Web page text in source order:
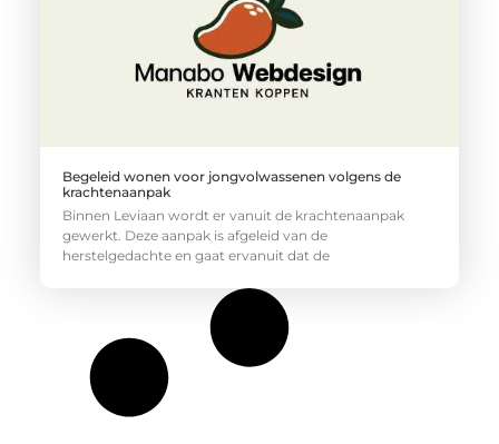
Begeleid wonen voor jongvolwassenen volgens de
krachtenaanpak
Binnen Leviaan wordt er vanuit de krachtenaanpak
gewerkt. Deze aanpak is afgeleid van de
herstelgedachte en gaat ervanuit dat de